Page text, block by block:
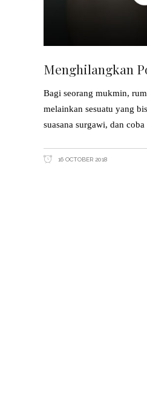
Menghilangkan
Bagi seorang mukmin,
melainkan sesuatu yang
suasana surgawi, dan
16 OCTOBER 2018